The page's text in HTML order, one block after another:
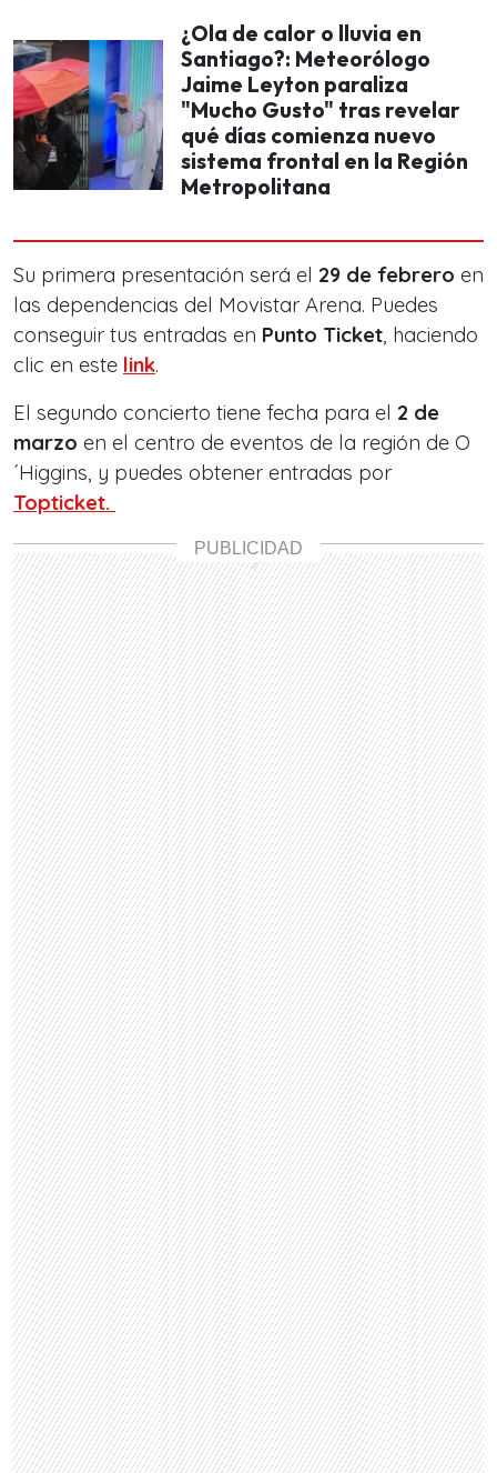
¿Ola de calor o lluvia en
Santiago?: Meteorólogo
Jaime Leyton paraliza
"Mucho Gusto" tras revelar
qué días comienza nuevo
sistema frontal en la Región
Metropolitana
Su primera presentación será el 29 de febrero en
las dependencias del Movistar Arena. Puedes
conseguir tus entradas en Punto Ticket, haciendo
clic en este link.
El segundo concierto tiene fecha para el 2 de
marzo en el centro de eventos de la región de O
´Higgins, y puedes obtener entradas por
Topticket.